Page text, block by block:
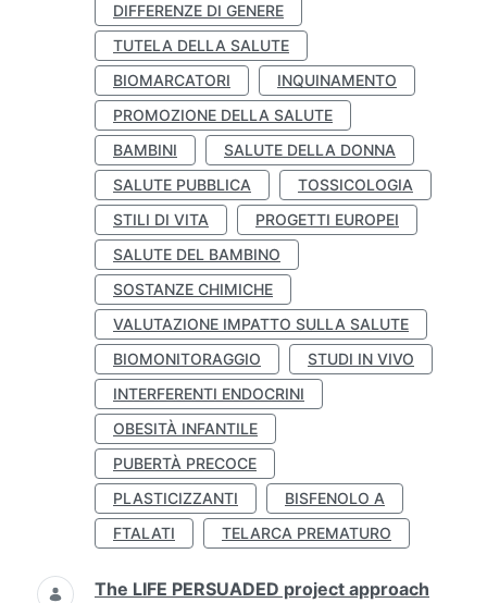
DIFFERENZE DI GENERE
TUTELA DELLA SALUTE
BIOMARCATORI
INQUINAMENTO
PROMOZIONE DELLA SALUTE
BAMBINI
SALUTE DELLA DONNA
SALUTE PUBBLICA
TOSSICOLOGIA
STILI DI VITA
PROGETTI EUROPEI
SALUTE DEL BAMBINO
SOSTANZE CHIMICHE
VALUTAZIONE IMPATTO SULLA SALUTE
BIOMONITORAGGIO
STUDI IN VIVO
INTERFERENTI ENDOCRINI
OBESITÀ INFANTILE
PUBERTÀ PRECOCE
PLASTICIZZANTI
BISFENOLO A
FTALATI
TELARCA PREMATURO
The LIFE PERSUADED project approach